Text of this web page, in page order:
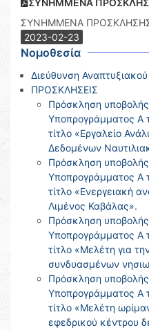
ΣΥΝΗΜΜΕΝΑ
ΣΥΝΗΜΜΕΝΑ
2023-02-23
Νομοθεσία
Διεύθυνση
ΠΡΟΣΚΛΗΣΕΙΣ
Πρόσκληση
Υποπρογράμματος Α
τίτλο «Εργαλείο
Δεδομένων
Πρόσκληση
Υποπρογράμματος Α
τίτλο «Ενεργειακή
Λιμένος Καβάλας».
Πρόσκληση
Υποπρογράμματος Α
τίτλο «Μελέτη για
συνδυασμένων
Πρόσκληση
Υποπρογράμματος Α
τίτλο «Μελέτη
εφεδρικού κέντρου